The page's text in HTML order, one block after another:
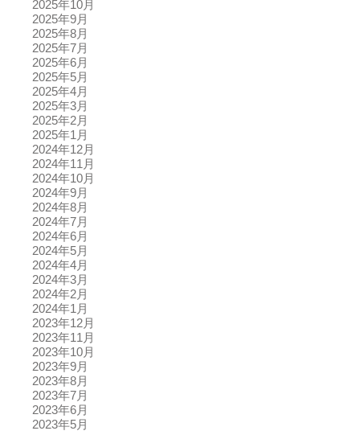
2025年10月
2025年9月
2025年8月
2025年7月
2025年6月
2025年5月
2025年4月
2025年3月
2025年2月
2025年1月
2024年12月
2024年11月
2024年10月
2024年9月
2024年8月
2024年7月
2024年6月
2024年5月
2024年4月
2024年3月
2024年2月
2024年1月
2023年12月
2023年11月
2023年10月
2023年9月
2023年8月
2023年7月
2023年6月
2023年5月